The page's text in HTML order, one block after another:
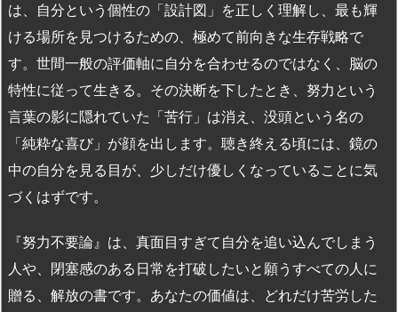
は、自分という個性の「設計図」を正しく理解し、最も輝
ける場所を見つけるための、極めて前向きな生存戦略で
す。世間一般の評価軸に自分を合わせるのではなく、脳の
特性に従って生きる。その決断を下したとき、努力という
言葉の影に隠れていた「苦行」は消え、没頭という名の
「純粋な喜び」が顔を出します。聴き終える頃には、鏡の
中の自分を見る目が、少しだけ優しくなっていることに気
づくはずです。
『努力不要論』は、真面目すぎて自分を追い込んでしまう
人や、閉塞感のある日常を打破したいと願うすべての人に
贈る、解放の書です。あなたの価値は、どれだけ苦労した